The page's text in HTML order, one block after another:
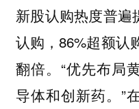
新股认购热度普遍
认购，86%超额认
翻倍。“优先布局
导体和创新药。”